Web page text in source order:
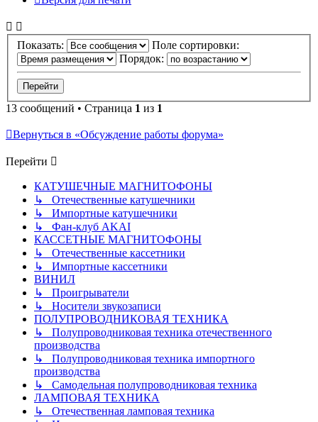
Показать:
Поле сортировки:
Порядок:
13 сообщений • Страница 1 из 1
Вернуться в «Обсуждение работы форума»
Перейти
КАТУШЕЧНЫЕ МАГНИТОФОНЫ
↳ Отечественные катушечники
↳ Импортные катушечники
↳ Фан-клуб AKAI
КАССЕТНЫЕ МАГНИТОФОНЫ
↳ Отечественные кассетники
↳ Импортные кассетники
ВИНИЛ
↳ Проигрыватели
↳ Носители звукозаписи
ПОЛУПРОВОДНИКОВАЯ ТЕХНИКА
↳ Полупроводниковая техника отечественного
производства
↳ Полупроводниковая техника импортного
производства
↳ Самодельная полупроводниковая техника
ЛАМПОВАЯ ТЕХНИКА
↳ Отечественная ламповая техника